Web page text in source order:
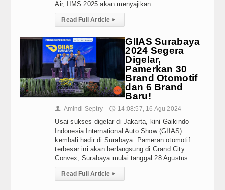
Air, IIMS 2025 akan menyajikan . . .
Read Full Article ▸
GIIAS Surabaya
2024 Segera
Digelar,
Pamerkan 30
Brand Otomotif
dan 6 Brand
Baru!
👤 Amindi Septry 🕔 14:08:57, 16 Agu 2024
Usai sukses digelar di Jakarta, kini Gaikindo
Indonesia International Auto Show (GIIAS)
kembali hadir di Surabaya. Pameran otomotif
terbesar ini akan berlangsung di Grand City
Convex, Surabaya mulai tanggal 28 Agustus . . .
Read Full Article ▸